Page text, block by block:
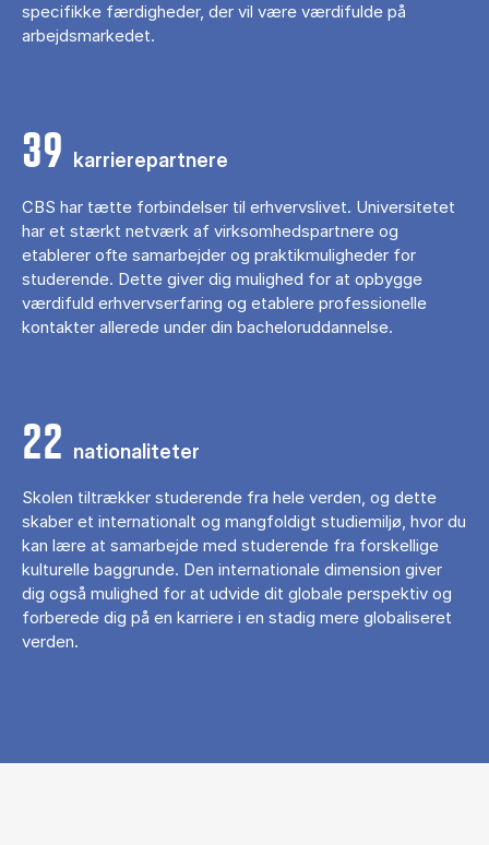
specifikke færdigheder, der vil være værdifulde på
arbejdsmarkedet.
39 karrierepartnere
CBS har tætte forbindelser til erhvervslivet. Universitetet
har et stærkt netværk af virksomhedspartnere og
etablerer ofte samarbejder og praktikmuligheder for
studerende. Dette giver dig mulighed for at opbygge
værdifuld erhvervserfaring og etablere professionelle
kontakter allerede under din bacheloruddannelse.
22 nationaliteter
Skolen tiltrækker studerende fra hele verden, og dette
skaber et internationalt og mangfoldigt studiemiljø, hvor du
kan lære at samarbejde med studerende fra forskellige
kulturelle baggrunde. Den internationale dimension giver
dig også mulighed for at udvide dit globale perspektiv og
forberede dig på en karriere i en stadig mere globaliseret
verden.